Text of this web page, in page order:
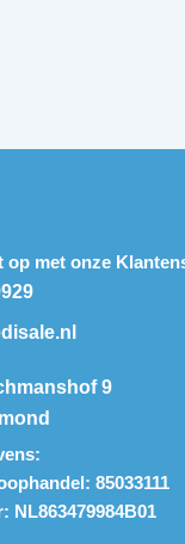
op met onze
9
85033111
NL863479984B01